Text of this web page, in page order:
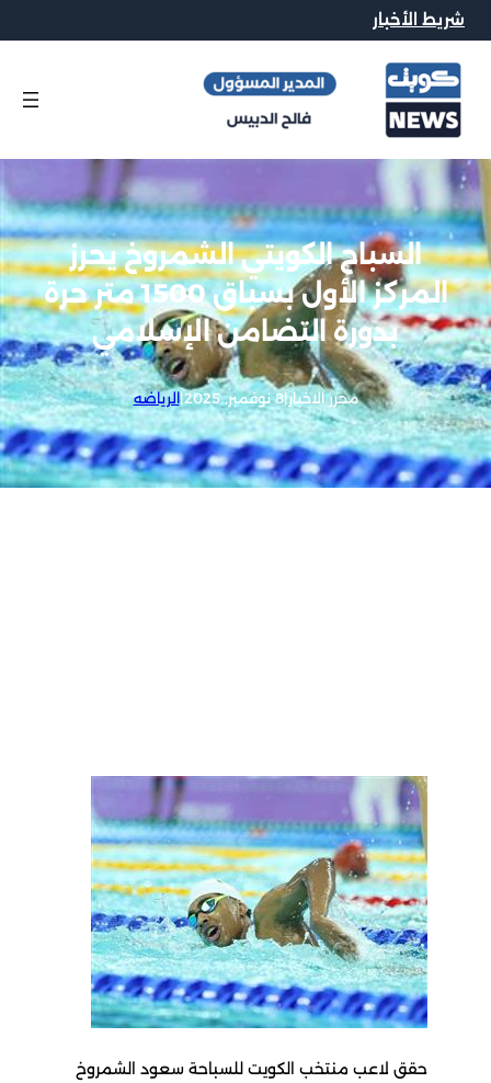
شريط الأخبار
السباح الكويتي الشمروخ يحرز
المركز الأول بسباق 1500 متر حرة
بدورة التضامن الإسلامي
محرر الاخبار|8 نوفمبر, 2025 |الرياضه
حقق لاعب منتخب الكويت للسباحة سعود الشمروخ